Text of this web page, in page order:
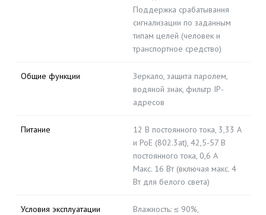
Поддержка срабатывания
сигнализации по заданным
типам целей (человек и
транспортное средство)
Общие функции
Зеркало, защита паролем,
водяной знак, фильтр IP-
адресов
Питание
12 В постоянного тока, 3,33 А
и PoE (802.3at), 42,5-57 В
постоянного тока, 0,6 А
Макс. 16 Вт (включая макс. 4
Вт для белого света)
Условия эксплуатации
Влажность: ≤ 90%,